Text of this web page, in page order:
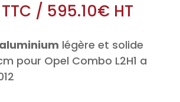
/ 595.10€HT
aluminium légère et solide
pour Opel Combo L2H1 a